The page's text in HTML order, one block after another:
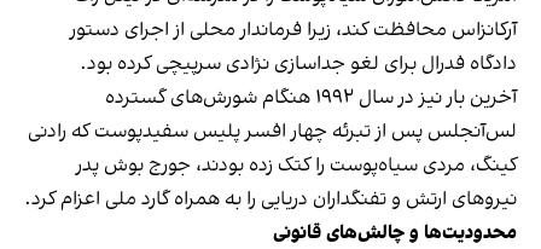
آرکانزاس محافظت کند، زیرا فرماندار محلی از اجرای دستور
دادگاه فدرال برای لغو جداسازی نژادی سرپیچی کرده بود.
آخرین بار نیز در سال ۱۹۹۲ هنگام شورش‌های گسترده
لس‌آنجلس پس از تبرئه چهار افسر پلیس سفیدپوست که رادنی
کینگ، مردی سیاه‌پوست را کتک زده بودند، جورج بوش پدر
نیروهای ارتش و تفنگداران دریایی را به همراه گارد ملی اعزام کرد.
محدودیت‌ها و چالش‌های قانونی